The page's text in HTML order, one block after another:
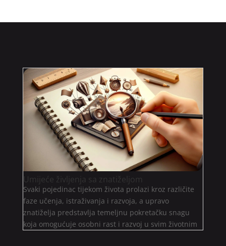
Umijeće življenja sa znatiželjom
Svaki pojedinac tijekom života prolazi kroz različite
faze učenja, istraživanja i razvoja, a upravo
znatiželja predstavlja temeljnu pokretačku snagu
koja omogućuje osobni rast i razvoj u svim životnim